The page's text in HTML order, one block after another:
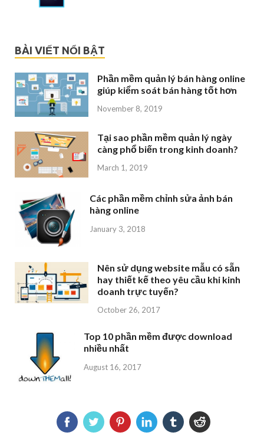
BÀI VIẾT NỔI BẬT
Phần mềm quản lý bán hàng online
giúp kiểm soát bán hàng tốt hơn
November 8, 2019
Tại sao phần mềm quản lý ngày
càng phổ biến trong kinh doanh?
March 1, 2019
Các phần mềm chỉnh sửa ảnh bán
hàng online
January 3, 2018
Nên sử dụng website mẫu có sẵn
hay thiết kế theo yêu cầu khi kinh
doanh trực tuyến?
October 26, 2017
Top 10 phần mềm được download
nhiều nhất
August 16, 2017